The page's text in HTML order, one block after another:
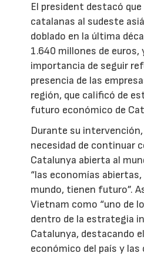
El president destacó
catalanas al sudeste
doblado en la última
1.640 millones de euros,
importancia de seguir
presencia de las
región, que calificó de
futuro económico de
Durante su
necesidad de continuar
Catalunya abierta al
“las economías abiertas,
mundo, tienen futuro”.
Vietnam como “uno de
dentro de la estrategia
Catalunya, destacando
económico del país y las